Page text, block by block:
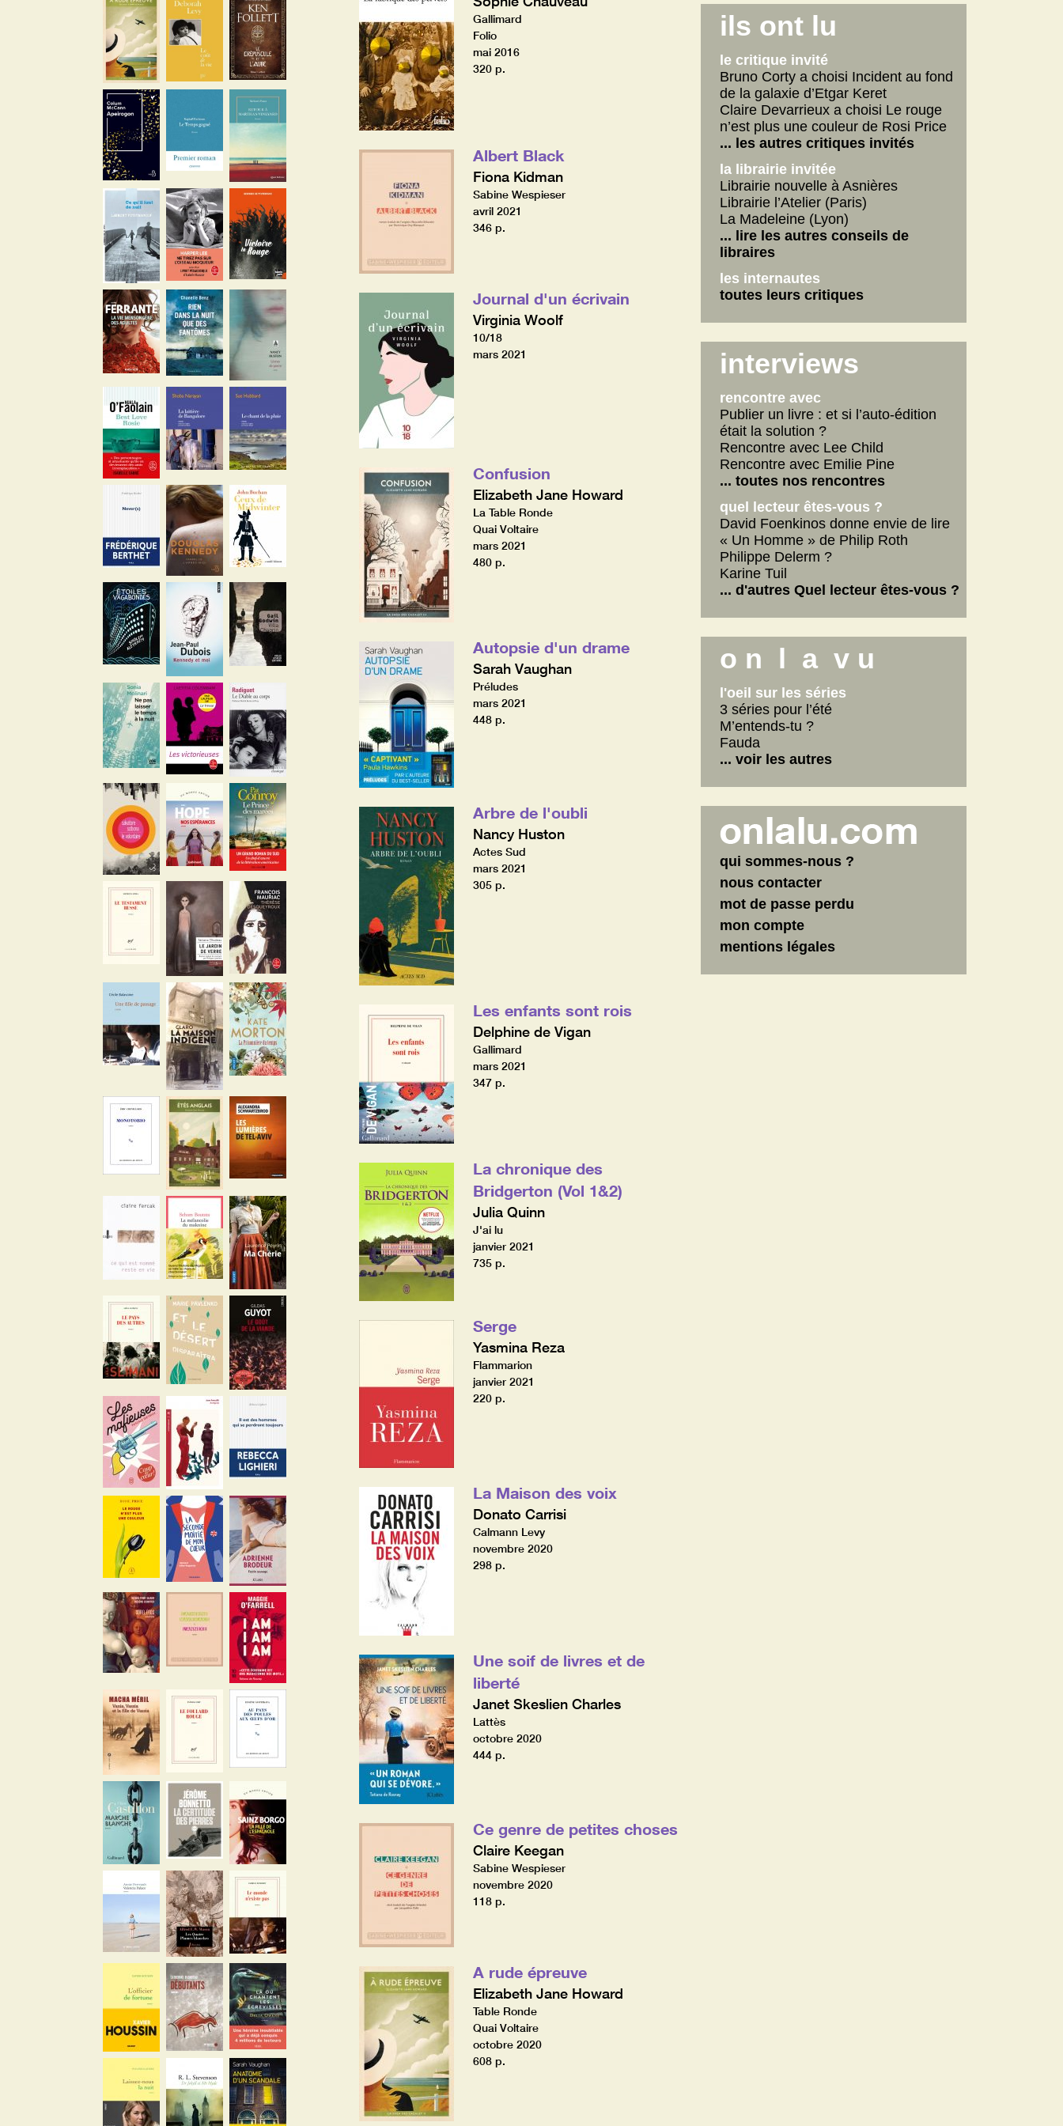
Gallimard
Folio
mai 2016
320 p.
Albert Black
Fiona Kidman
Sabine Wespieser
avril 2021
346 p.
Journal d'un écrivain
Virginia Woolf
10/18
mars 2021
Confusion
Elizabeth Jane Howard
La Table Ronde
Quai Voltaire
mars 2021
480 p.
Autopsie d'un drame
Sarah Vaughan
Préludes
mars 2021
448 p.
Arbre de l'oubli
Nancy Huston
Actes Sud
mars 2021
305 p.
Les enfants sont rois
Delphine de Vigan
Gallimard
mars 2021
347 p.
La chronique des
Bridgerton (Vol 1&2)
Julia Quinn
J'ai lu
janvier 2021
735 p.
Serge
Yasmina Reza
Flammarion
janvier 2021
220 p.
La Maison des voix
Donato Carrisi
Calmann Levy
novembre 2020
298 p.
Une soif de livres et de
liberté
Janet Skeslien Charles
Lattès
octobre 2020
444 p.
Ce genre de petites choses
Claire Keegan
Sabine Wespieser
novembre 2020
118 p.
A rude épreuve
Elizabeth Jane Howard
Table Ronde
Quai Voltaire
octobre 2020
608 p.
Connemara
La fabrique des pervers
Journal d'un écrivain
... lire les autres
on n'aurait pas dû
Vie de Gérard Fulmard
La tempête qui vient
Stupor Mundi
... lire les autres
internautes
Yoga
Betty
les autres critiques des internautes
Scarlett
La fabrique des pervers
... lire les autres
ils ont lu
le critique invité
Bruno Corty a choisi Incident au fond
de la galaxie d’Etgar Keret
Claire Devarrieux a choisi Le rouge
n’est plus une couleur de Rosi Price
... les autres critiques invités
la librairie invitée
Librairie nouvelle à Asnières
Librairie l’Atelier (Paris)
La Madeleine (Lyon)
... lire les autres conseils de
libraires
les internautes
toutes leurs critiques
interviews
rencontre avec
Publier un livre : et si l’auto-édition
était la solution ?
Rencontre avec Lee Child
Rencontre avec Emilie Pine
... toutes nos rencontres
quel lecteur êtes-vous ?
David Foenkinos donne envie de lire
« Un Homme » de Philip Roth
Philippe Delerm ?
Karine Tuil
... d'autres Quel lecteur êtes-vous ?
o n l a v u
l'oeil sur les séries
3 séries pour l’été
M’entends-tu ?
Fauda
... voir les autres
qui sommes-nous ?
nous contacter
mot de passe perdu
mon compte
mentions légales